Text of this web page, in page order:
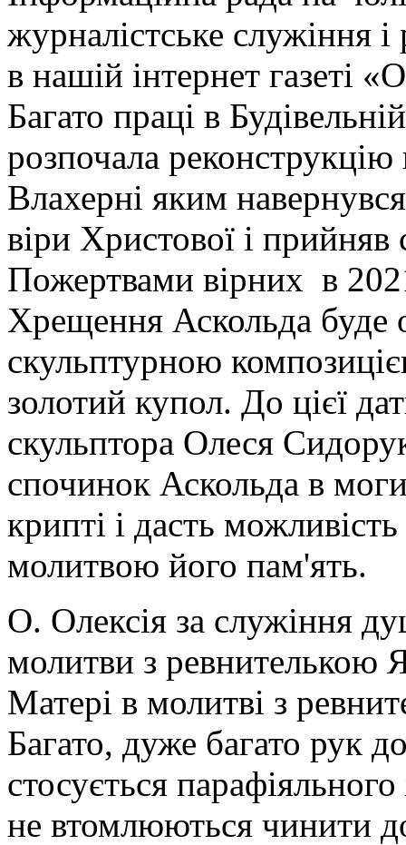
журналістське служіння
в нашій інтернет газеті
Багато праці в
розпочала
Влахерні яким
віри Христової і
Пожертвами вірних в
Хрещення Аскольда буде
скульптурною
золотий купол. До цієї
скульптора Олеся
спочинок Аскольда в
крипті і дасть
молитвою його пам'ять.
О. Олексія за служіння
молитви з ревнителькою
Матері в молитві з
Багато, дуже багато рук
стосується
не втомлюються чинити